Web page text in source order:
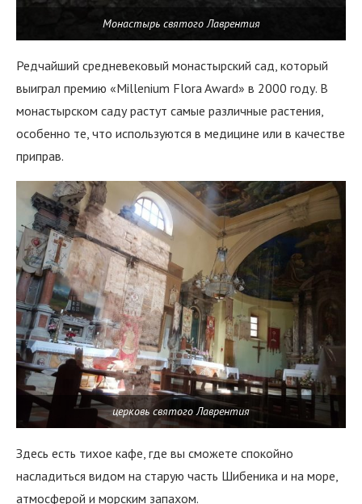
Монастырь святого Лаврентия
Редчайший средневековый монастырский сад, который
выиграл премию «Millenium Flora Award» в 2000 году. В
монастырском саду растут самые различные растения,
особенно те, что используются в медицине или в качестве
приправ.
церковь святого Лаврентия
Здесь есть тихое кафе, где вы сможете спокойно
насладиться видом на старую часть Шибеника и на море,
атмосферой и морским запахом.